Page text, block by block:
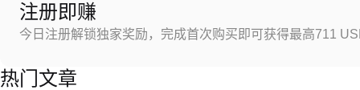
注册即赚
今日注册解锁独家奖励，完成首次购买即可获得最高711
热门文章